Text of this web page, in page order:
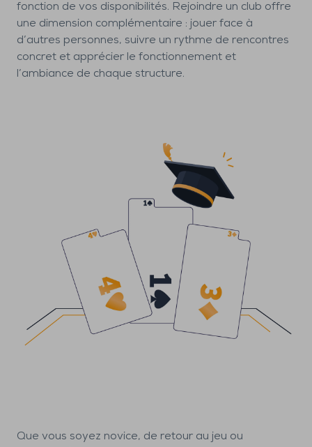
fonction de vos disponibilités. Rejoindre un club offre
une dimension complémentaire : jouer face à
d’autres personnes, suivre un rythme de rencontres
concret et apprécier le fonctionnement et
l’ambiance de chaque structure.
Que vous soyez novice, de retour au jeu ou